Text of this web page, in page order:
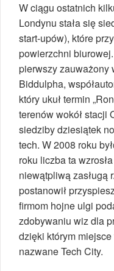
W ciągu ostatnich
Londynu stała się
start-upów), które
powierzchni
pierwszy zauważony
Biddulpha,
który ukuł termin
terenów wokół stacji
siedziby dziesiątek
tech. W 2008 roku
roku liczba ta
niewątpliwą zasługą
postanowił
firmom hojne ulgi
zdobywaniu wiz dla
dzięki którym miejsce
nazwane Tech City.